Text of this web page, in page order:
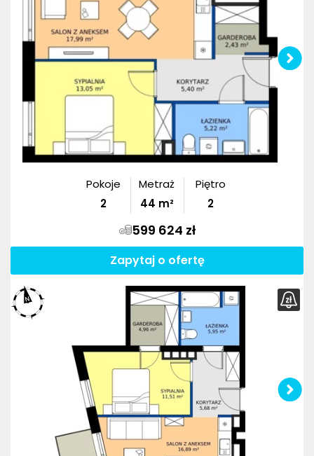
Pokoje
2
Metraż
44 m²
Piętro
2
599 624 zł
Zapytaj o ofertę